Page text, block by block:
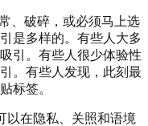
、破碎，或必须马上选
是多样的。有些人大多
引。有些人很少体验性
。有些人发现，此刻最
标签。
以在隐私、关照和语境